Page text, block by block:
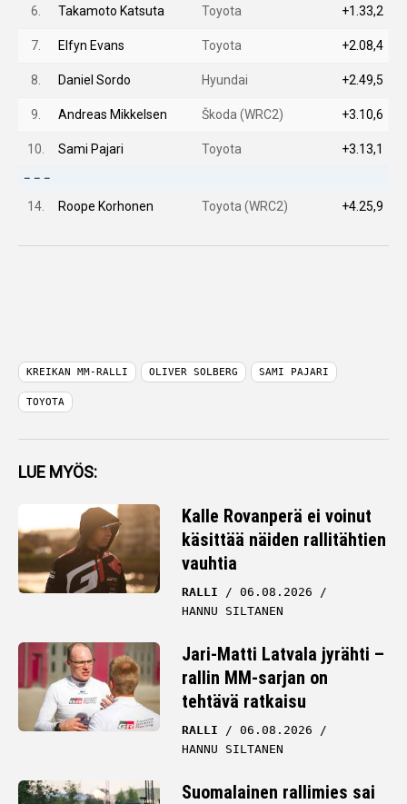
6. Takamoto Katsuta Toyota +1.33,2
7. Elfyn Evans Toyota +2.08,4
8. Daniel Sordo Hyundai +2.49,5
9. Andreas Mikkelsen Škoda (WRC2) +3.10,6
10. Sami Pajari Toyota +3.13,1
– – –
14. Roope Korhonen Toyota (WRC2) +4.25,9
KREIKAN MM-RALLI OLIVER SOLBERG SAMI PAJARI
TOYOTA
LUE MYÖS:
Kalle Rovanperä ei voinut
käsittää näiden rallitähtien
vauhtia
RALLI
06.08.2026
HANNU SILTANEN
Jari-Matti Latvala jyrähti –
rallin MM-sarjan on
tehtävä ratkaisu
RALLI
06.08.2026
HANNU SILTANEN
Suomalainen rallimies sai